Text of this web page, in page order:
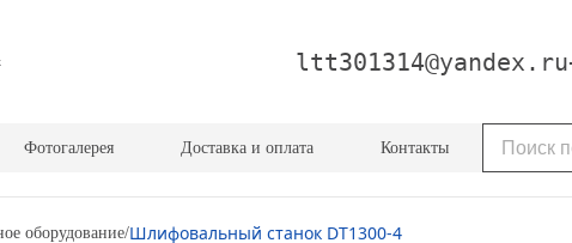
ltt301314@yandex.ru
Фотогалерея Доставка и оплата Контакты
оборудование/Шлифовальный станок DT1300-4